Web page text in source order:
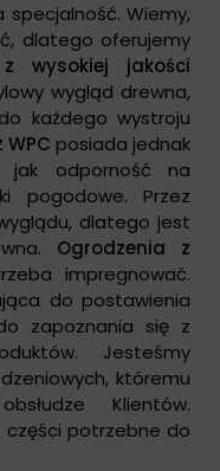
Wiemy,
dlatego oferujemy
wysokiej jakości
wygląd drewna,
każdego wystroju
WPC posiada jednak
jak odporność na
pogodowe. Przez
dlatego jest
Ogrodzenia z
impregnować.
do postawienia
zapoznania się z
Jesteśmy
któremu
Klientów.
części potrzebne do